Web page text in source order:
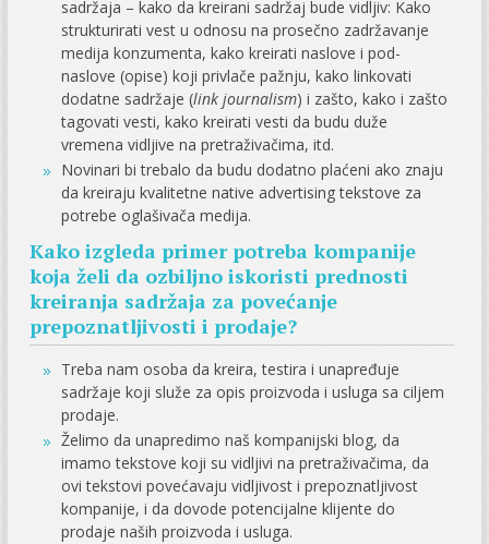
sadržaja – kako da kreirani sadržaj bude vidljiv: Kako
strukturirati vest u odnosu na prosečno zadržavanje
medija konzumenta, kako kreirati naslove i pod-
naslove (opise) koji privlače pažnju, kako linkovati
dodatne sadržaje (link journalism) i zašto, kako i zašto
tagovati vesti, kako kreirati vesti da budu duže
vremena vidljive na pretraživačima, itd.
Novinari bi trebalo da budu dodatno plaćeni ako znaju
da kreiraju kvalitetne native advertising tekstove za
potrebe oglašivača medija.
Kako izgleda primer potreba kompanije
koja želi da ozbiljno iskoristi prednosti
kreiranja sadržaja za povećanje
prepoznatljivosti i prodaje?
Treba nam osoba da kreira, testira i unapređuje
sadržaje koji služe za opis proizvoda i usluga sa ciljem
prodaje.
Želimo da unapredimo naš kompanijski blog, da
imamo tekstove koji su vidljivi na pretraživačima, da
ovi tekstovi povećavaju vidljivost i prepoznatljivost
kompanije, i da dovode potencijalne klijente do
prodaje naših proizvoda i usluga.